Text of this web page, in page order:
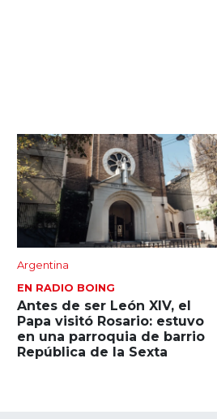
Argentina
EN RADIO BOING
Antes de ser León XIV, el
Papa visitó Rosario: estuvo
en una parroquia de barrio
República de la Sexta